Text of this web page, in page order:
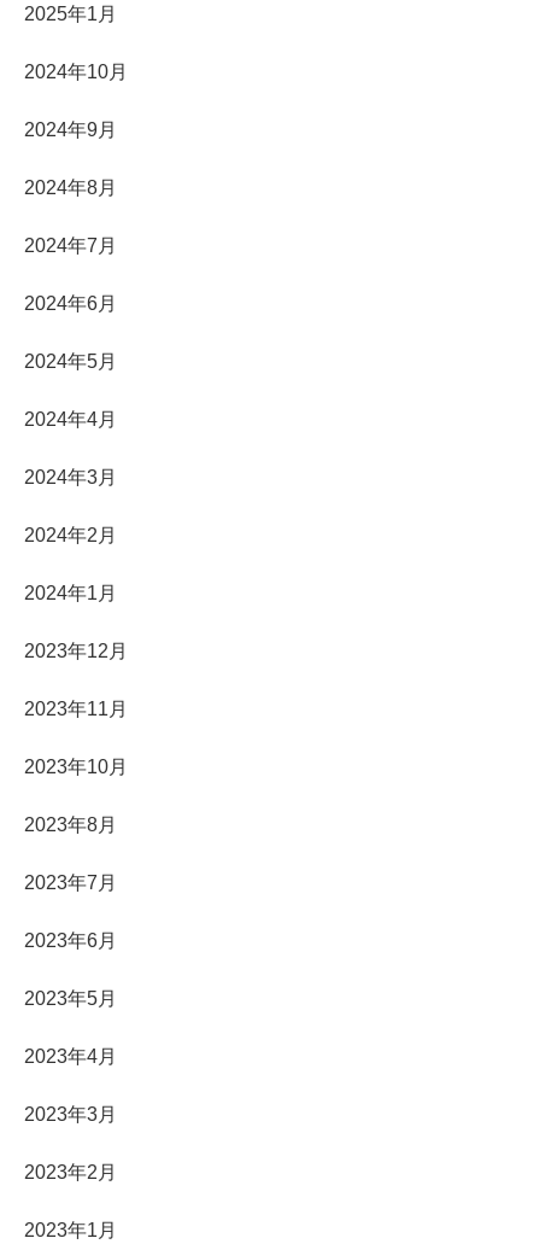
2025年1月
2024年10月
2024年9月
2024年8月
2024年7月
2024年6月
2024年5月
2024年4月
2024年3月
2024年2月
2024年1月
2023年12月
2023年11月
2023年10月
2023年8月
2023年7月
2023年6月
2023年5月
2023年4月
2023年3月
2023年2月
2023年1月